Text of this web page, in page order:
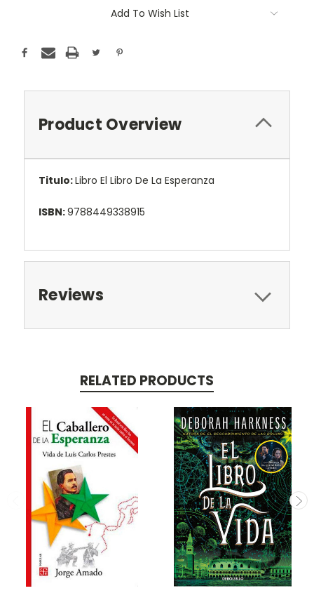
Add To Wish List
Product Overview
Titulo:Libro El Libro De La Esperanza
ISBN:9788449338915
Reviews
RELATED PRODUCTS